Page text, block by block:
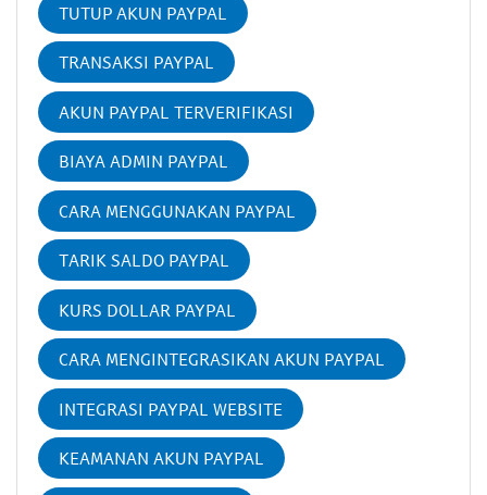
TUTUP AKUN PAYPAL
TRANSAKSI PAYPAL
AKUN PAYPAL TERVERIFIKASI
BIAYA ADMIN PAYPAL
CARA MENGGUNAKAN PAYPAL
TARIK SALDO PAYPAL
KURS DOLLAR PAYPAL
CARA MENGINTEGRASIKAN AKUN PAYPAL
INTEGRASI PAYPAL WEBSITE
KEAMANAN AKUN PAYPAL